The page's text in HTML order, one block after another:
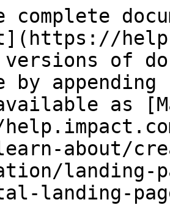
complete
versions of
by
as
about/
landing-
landing-